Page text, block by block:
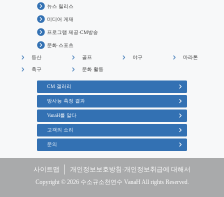
뉴스 릴리스
미디어 게재
프로그램 제공·CM방송
문화·스포츠
등산 골프 야구 마라톤
축구 문화 활동
CM 갤러리
방사능 측정 결과
VanaH를 알다
고객의 소리
문의
사이트맵
개인정보보호방침·개인정보취급에 대해서
Copyright © 2026 수소규소천연수 VanaH All rights Reserved.